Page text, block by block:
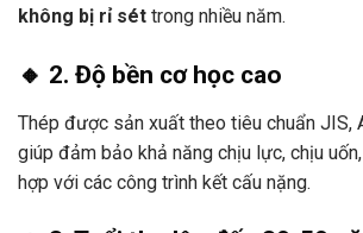
không bị rỉ sét trong nhiều năm.
🔸 2. Độ bền cơ học cao
Thép được sản xuất theo tiêu chuẩn JIS,
giúp đảm bảo khả năng chịu lực, chịu
hợp với các công trình kết cấu nặng.